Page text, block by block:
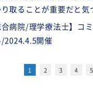
り取ることが重要だと
合病院/理学療法士】コ
2024.4.5開催
1 2 3 4 5